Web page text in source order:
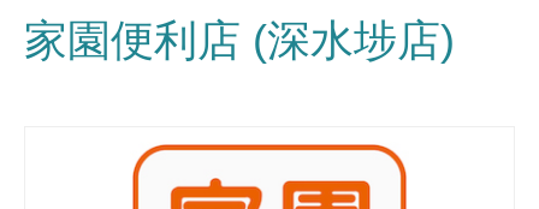
家園便利店 (深水埗店)